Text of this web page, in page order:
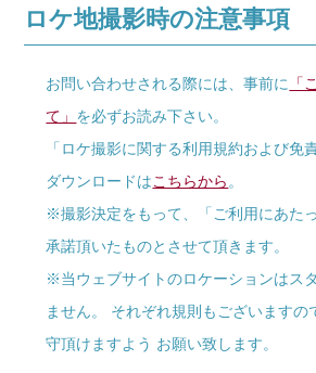
ロケ地撮影時の注意事項
お問い合わせされる際には、事前に 「
て」 を必ずお読み下さい。
「ロケ撮影に関する利用規約および免
ダウンロードはこちらから。
※撮影決定をもって、「ご利用にあた
承諾頂いたものとさせて頂きます。
※当ウェブサイトのロケーションはス
ません。 それぞれ規則もございますの
守頂けますよう お願い致します。